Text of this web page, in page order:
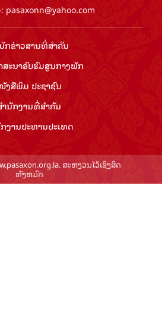
pasaxonn@yahoo.com
ກ​ຂ່າວ​ສານ​ທີ່​ສຳ​ຄັນ​
ສະນາອົບຮົມ​ສູນ​ກາງ​ພັກ
ງສືພິມ ປະ​ຊາ​ຊົນ
ຳ​ນັກ​ງານ​ທີ່​ສຳ​ຄັນ
ງານ​ປະ​ທານ​ປະ​ເທດ
ສະຫງວນໄວ້ເຊິງສິດ
ທັງຫມົດ